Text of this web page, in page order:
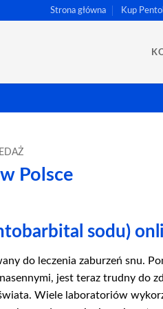
Strona główna Kup
Polsce
sodu)
do leczenia zaburzeń snu.
jest teraz trudny do
Wiele laboratoriów